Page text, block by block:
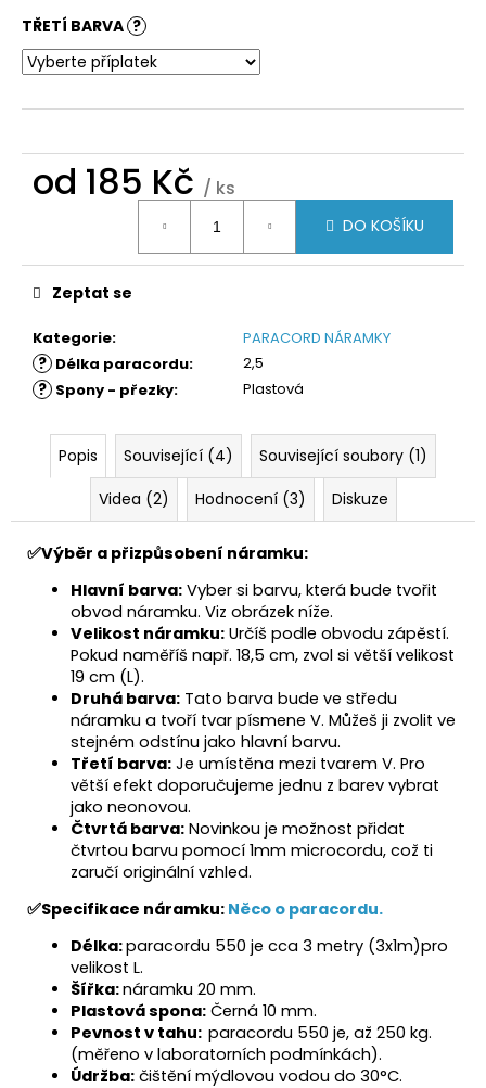
TŘETÍ BARVA ?
od 185 Kč / ks
DO KOŠÍKU
Kategorie: PARACORD NÁRAMKY
? Délka paracordu: 2,5
? Spony - přezky: Plastová
Zeptat se
Popis Související (4)
Související soubory (1)
Videa (2)
Hodnocení (3) Diskuze
✅Výběr a přizpůsobení náramku:
Hlavní barva: Vyber si barvu, která bude tvořit
obvod náramku. Viz obrázek níže.
Velikost náramku: Určíš podle obvodu zápěstí.
Pokud naměříš např. 18,5 cm, zvol si větší velikost
19 cm (L).
Druhá barva: Tato barva bude ve středu
náramku a tvoří tvar písmene V. Můžeš ji zvolit ve
stejném odstínu jako hlavní barvu.
Třetí barva: Je umístěna mezi tvarem V. Pro
větší efekt doporučujeme jednu z barev vybrat
jako neonovou.
Čtvrtá barva: Novinkou je možnost přidat
čtvrtou barvu pomocí 1mm microcordu, což ti
zaručí originální vzhled.
✅Specifikace náramku: Něco o paracordu.
Délka:paracordu 550 je cca 3 metry (3x1m)pro
velikost L.
Šířka:náramku 20 mm.
Plastová spona: Černá 10 mm.
Pevnost v tahu: paracordu 550 je, až 250 kg.
(měřeno v laboratorních podmínkách).
Údržba: čištění mýdlovou vodou do 30°C.